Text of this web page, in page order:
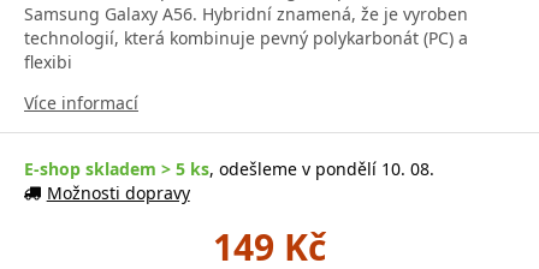
Samsung Galaxy A56. Hybridní znamená, že je vyroben
technologií, která kombinuje pevný polykarbonát (PC) a
flexibi
Více informací
E-shop skladem > 5 ks, odešleme v pondělí 10. 08.
Možnosti dopravy
149 Kč